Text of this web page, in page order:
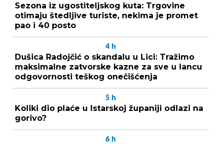
Sezona iz ugostiteljskog kuta: Trgovine
otimaju štedljive turiste, nekima je promet
pao i 40 posto
4 h
Dušica Radojčić o skandalu u Lici: Tražimo
maksimalne zatvorske kazne za sve u lancu
odgovornosti teškog onečišćenja
5 h
Koliki dio plaće u Istarskoj županiji odlazi na
gorivo?
6 h